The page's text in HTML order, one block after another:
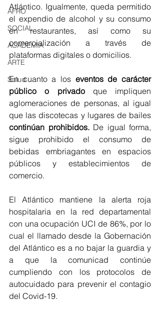
AFRO
SOCIAL
ACADEMIA
ARTE
Salud
Atlántico. Igualmente, queda permitido
el expendio de alcohol y su consumo
en restaurantes, así como su
comercialización a través de
plataformas digitales o domicilios.
En cuanto a los eventos de carácter
público o privado que impliquen
aglomeraciones de personas, al igual
continúan prohibidos. De igual forma,
sigue prohibido el consumo de
bebidas embriagantes en espacios
públicos y establecimientos de
comercio.
El Atlántico mantiene la alerta roja
hospitalaria en la red departamental
con una ocupación UCI de 86%, por lo
cual el llamado desde la Gobernación
del Atlántico es a no bajar la guardia y
a que la comunicad continúe
cumpliendo con los protocolos de
autocuidado para prevenir el contagio
del Covid-19.